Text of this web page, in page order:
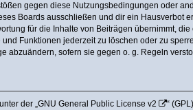
gegen diese Nutzungsbedingungen oder
Boards ausschließen und dir ein Hausverbot
für die Inhalte von Beiträgen übernimmt,
Funktionen jederzeit zu löschen oder zu
abzuändern, sofern sie gegen o. g. Regeln
der „ GNU General Public License v2
“